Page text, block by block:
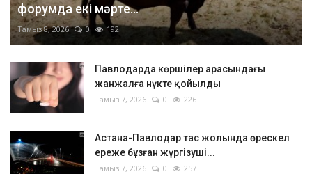
форумда екі мәрте...
Тамыз 8, 2026 0 192
Павлодарда көршілер арасындағы
жанжалға нүкте қойылды
Тамыз 7, 2026 0 226
Астана-Павлодар тас жолында өрескел
ереже бұзған жүргізуші...
Тамыз 7, 2026 0 257